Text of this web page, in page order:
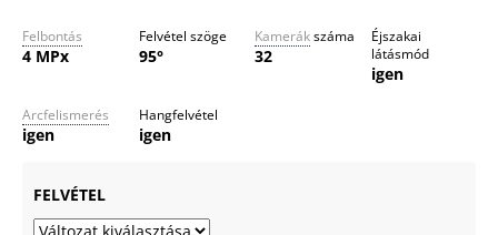
Felbontás
4 MPx
Felvétel szöge
95°
Kamerákszáma
32
Éjszakai
látásmód
igen
Arcfelismerés
igen
Hangfelvétel
igen
FELVÉTEL